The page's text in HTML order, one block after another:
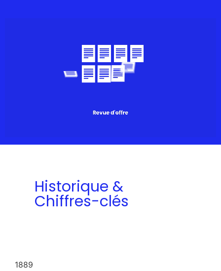
Historique &
Chiffres-clés
1889